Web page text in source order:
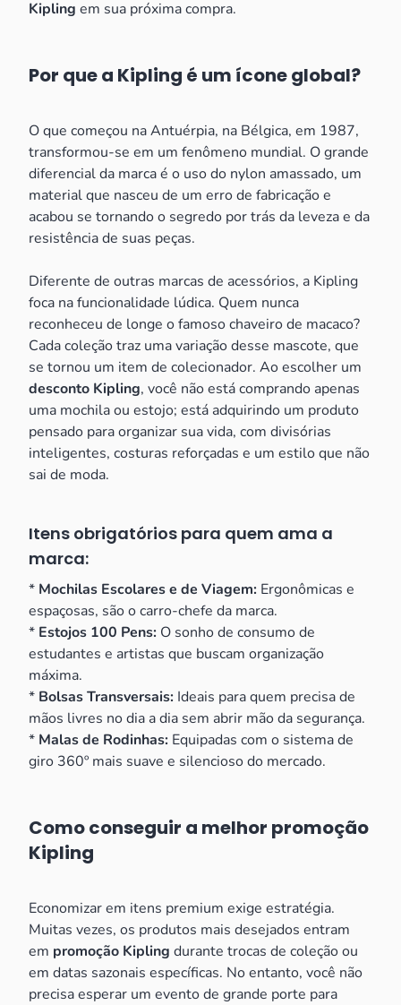
Kipling em sua próxima compra.
Por que a Kipling é um ícone global?
O que começou na Antuérpia, na Bélgica, em 1987,
transformou-se em um fenômeno mundial. O grande
diferencial da marca é o uso do nylon amassado, um
material que nasceu de um erro de fabricação e
acabou se tornando o segredo por trás da leveza e da
resistência de suas peças.
Diferente de outras marcas de acessórios, a Kipling
foca na funcionalidade lúdica. Quem nunca
reconheceu de longe o famoso chaveiro de macaco?
Cada coleção traz uma variação desse mascote, que
se tornou um item de colecionador. Ao escolher um
desconto Kipling, você não está comprando apenas
uma mochila ou estojo; está adquirindo um produto
pensado para organizar sua vida, com divisórias
inteligentes, costuras reforçadas e um estilo que não
sai de moda.
Itens obrigatórios para quem ama a
marca:
* Mochilas Escolares e de Viagem: Ergonômicas e
espaçosas, são o carro-chefe da marca.
* Estojos 100 Pens: O sonho de consumo de
estudantes e artistas que buscam organização
máxima.
* Bolsas Transversais: Ideais para quem precisa de
mãos livres no dia a dia sem abrir mão da segurança.
* Malas de Rodinhas: Equipadas com o sistema de
giro 360º mais suave e silencioso do mercado.
Como conseguir a melhor promoção
Kipling
Economizar em itens premium exige estratégia.
Muitas vezes, os produtos mais desejados entram
em promoção Kipling durante trocas de coleção ou
em datas sazonais específicas. No entanto, você não
precisa esperar um evento de grande porte para